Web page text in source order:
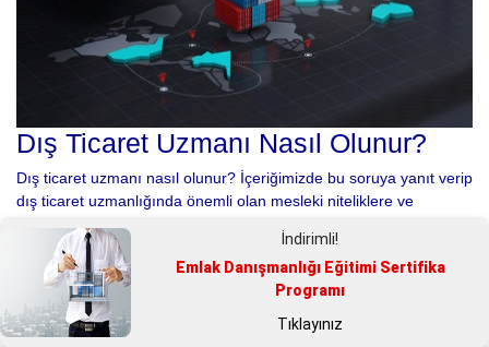
Dış Ticaret Uzmanı Nasıl Olunur?
Dış ticaret uzmanı nasıl olunur? İçeriğimizde bu soruya yanıt verip
dış ticaret uzmanlığında önemli olan mesleki niteliklere ve
Meslekler
İndirimli!
Emlak Danışmanlığı Eğitimi Sertifika
Programı
Tıklayınız